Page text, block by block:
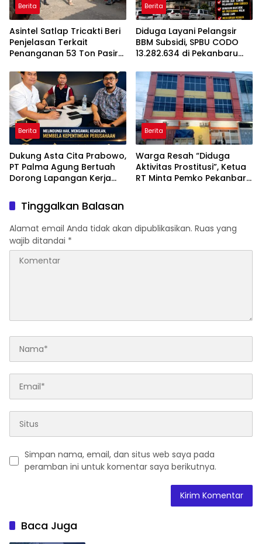
Berita
Asintel Satlap Tricakti Beri
Penjelasan Terkait
Penanganan 53 Ton Pasir
Berita
Diduga Layani Pelangsir
BBM Subsidi, SPBU CODO
13.282.634 di Pekanbaru
Berita
Dukung Asta Cita Prabowo,
PT Palma Agung Bertuah
Dorong Lapangan Kerja
Berita
Warga Resah “Diduga
Aktivitas Prostitusi”, Ketua
RT Minta Pemko Pekanbaru
Tinggalkan Balasan
Alamat email Anda tidak akan dipublikasikan. Ruas yang
wajib ditandai *
Simpan nama, email, dan situs web saya pada
peramban ini untuk komentar saya berikutnya.
Baca Juga